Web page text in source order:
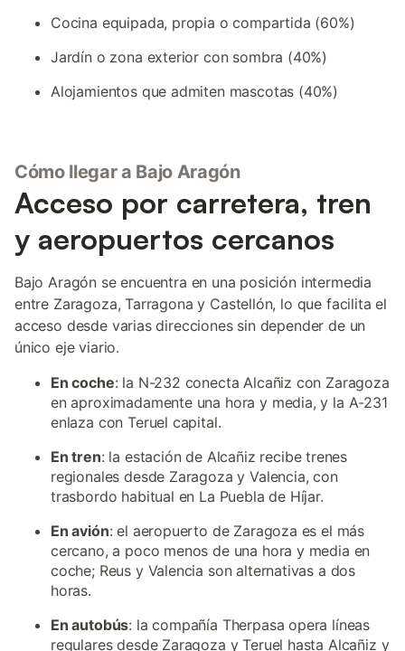
Cocina equipada, propia o compartida (60%)
Jardín o zona exterior con sombra (40%)
Alojamientos que admiten mascotas (40%)
Cómo llegar a Bajo Aragón
Acceso por carretera, tren
y aeropuertos cercanos
Bajo Aragón se encuentra en una posición intermedia
entre Zaragoza, Tarragona y Castellón, lo que facilita el
acceso desde varias direcciones sin depender de un
único eje viario.
En coche: la N-232 conecta Alcañiz con Zaragoza
en aproximadamente una hora y media, y la A-231
enlaza con Teruel capital.
En tren: la estación de Alcañiz recibe trenes
regionales desde Zaragoza y Valencia, con
trasbordo habitual en La Puebla de Híjar.
En avión: el aeropuerto de Zaragoza es el más
cercano, a poco menos de una hora y media en
coche; Reus y Valencia son alternativas a dos
horas.
En autobús: la compañía Therpasa opera líneas
regulares desde Zaragoza y Teruel hasta Alcañiz y